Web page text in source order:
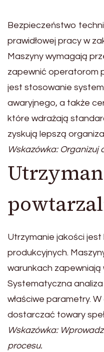
Bezpieczeństwo
prawidłowej pracy w
Maszyny wymagają
zapewnić operatorom
jest stosowanie
awaryjnego, a także
które wdrażają
zyskują lepszą
Wskazówka: Organizuj
Utrzymanie jakości jest
produkcyjnych.
warunkach zapewniają
Systematyczna
właściwe parametry.
dostarczać towary
Wskazówka:
procesu.